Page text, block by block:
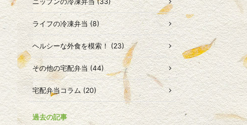
ライフの冷凍弁当 (8)
ヘルシーな外食を模索！ (23)
その他の宅配弁当 (44)
宅配弁当コラム (20)
過去の記事